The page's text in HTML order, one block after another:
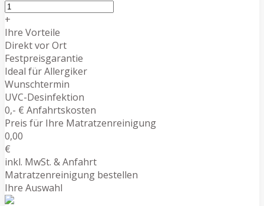
+
Ihre Vorteile
Direkt vor Ort
Festpreisgarantie
Ideal für Allergiker
Wunschtermin
UVC-Desinfektion
0,- € Anfahrtskosten
Preis für Ihre Matratzenreinigung
0,00
€
inkl. MwSt. & Anfahrt
Matratzenreinigung bestellen
Ihre Auswahl